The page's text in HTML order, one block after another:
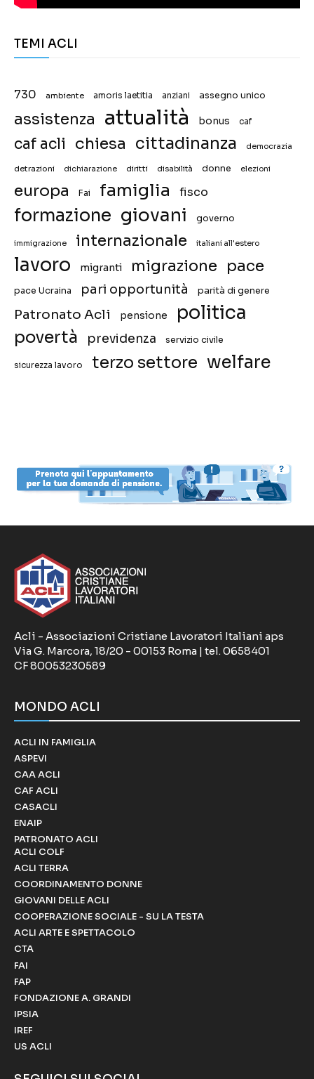
TEMI ACLI
730 ambiente amoris laetitia anziani assegno unico
assistenza attualità bonus caf
caf acli chiesa cittadinanza democrazia
detrazioni dichiarazione diritti disabilità donne elezioni
europa Fai famiglia fisco
formazione giovani governo
immigrazione internazionale italiani all'estero
lavoro migranti migrazione pace
pace Ucraina pari opportunità parità di genere
Patronato Acli pensione politica
povertà previdenza servizio civile
sicurezza lavoro terzo settore welfare
Acli - Associazioni Cristiane Lavoratori Italiani aps
Via G. Marcora, 18/20 - 00153 Roma | tel. 0658401
CF 80053230589
MONDO ACLI
ACLI IN FAMIGLIA
ASPEVI
CAA ACLI
CAF ACLI
CASACLI
ENAIP
PATRONATO ACLI
ACLI COLF
ACLI TERRA
COORDINAMENTO DONNE
GIOVANI DELLE ACLI
COOPERAZIONE SOCIALE - SU LA TESTA
ACLI ARTE E SPETTACOLO
CTA
FAI
FAP
FONDAZIONE A. GRANDI
IPSIA
IREF
US ACLI